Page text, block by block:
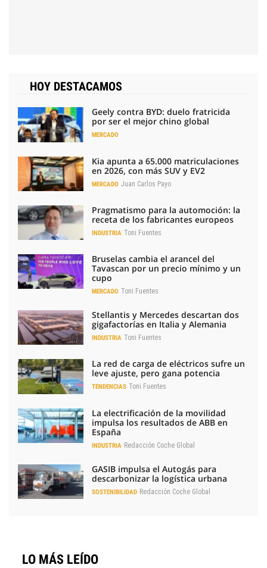
HOY DESTACAMOS
Geely contra BYD: duelo fratricida
por ser el mejor chino global
MERCADO
Kia apunta a 65.000 matriculaciones
en 2026, con más SUV y EV2
MERCADO Juan Carlos Payo
Pragmatismo para la automoción: la
receta de los fabricantes europeos
INDUSTRIA Toni Fuentes
Bruselas cambia el arancel del
Tavascan por un precio mínimo y un
cupo
MERCADO Toni Fuentes
Stellantis y Mercedes descartan dos
gigafactorías en Italia y Alemania
INDUSTRIA Toni Fuentes
La red de carga de eléctricos sufre un
leve ajuste, pero gana potencia
TENDENCIAS Toni Fuentes
La electrificación de la movilidad
impulsa los resultados de ABB en
España
INDUSTRIA Redacción Coche Global
GASIB impulsa el Autogás para
descarbonizar la logística urbana
SOSTENIBILIDAD Redacción Coche Global
LO MÁS LEÍDO